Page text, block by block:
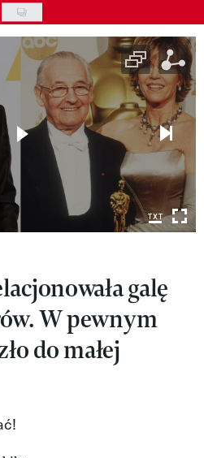
galę
W pewnym
do małej